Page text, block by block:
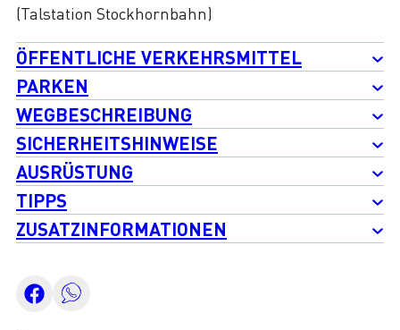
(Talstation Stockhornbahn)
ÖFFENTLICHE VERKEHRSMITTEL
PARKEN
WEGBESCHREIBUNG
SICHERHEITSHINWEISE
AUSRÜSTUNG
TIPPS
ZUSATZINFORMATIONEN